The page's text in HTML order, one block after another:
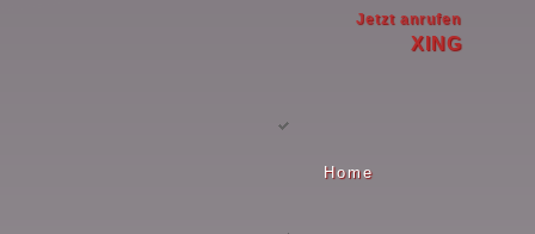
Jetzt anrufen
XING
Home